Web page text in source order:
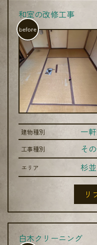
和室の改修工事
before
建物種別 一
工事種別 そ
エリア 杉
リ
白木クリーニング